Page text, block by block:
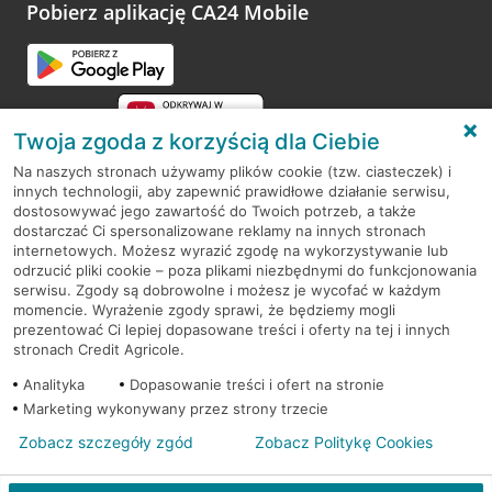
opinie.
Pobierz aplikację CA24 Mobile
RODO
Regulamin serwisu
Mapa serwisu
PolitykaCookies
© 2026 Credit Agricole Bank Polska S.A. Wszelkie prawa zastrzeżone
Twoja zgoda z korzyścią dla Ciebie
Na naszych stronach używamy plików cookie (tzw. ciasteczek) i
innych technologii, aby zapewnić prawidłowe działanie serwisu,
dostosowywać jego zawartość do Twoich potrzeb, a także
dostarczać Ci spersonalizowane reklamy na innych stronach
internetowych. Możesz wyrazić zgodę na wykorzystywanie lub
odrzucić pliki cookie – poza plikami niezbędnymi do funkcjonowania
serwisu. Zgody są dobrowolne i możesz je wycofać w każdym
momencie. Wyrażenie zgody sprawi, że będziemy mogli
prezentować Ci lepiej dopasowane treści i oferty na tej i innych
stronach Credit Agricole.
Analityka
Dopasowanie treści i ofert na stronie
Marketing wykonywany przez strony trzecie
Zobacz szczegóły zgód Zobacz Politykę Cookies